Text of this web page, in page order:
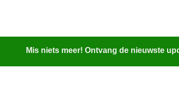
Mis niets meer! Ontvang de nieuwste